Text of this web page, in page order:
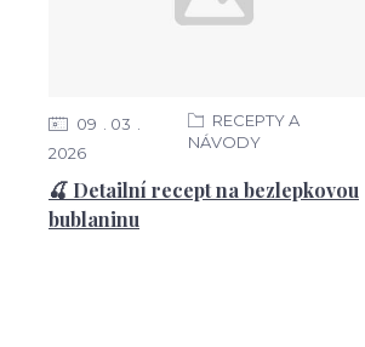
🍒 Detailní recept na bezlepkovou
bublaninu
09
03
2026
RECEPTY A
NÁVODY